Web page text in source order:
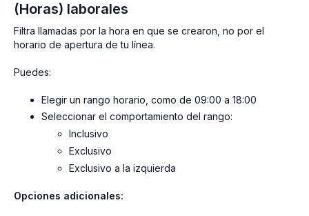
(Horas) laborales
Filtra llamadas por la hora en que se crearon, no por el
horario de apertura de tu línea.
Puedes:
Elegir un rango horario, como de 09:00 a 18:00
Seleccionar el comportamiento del rango:
Inclusivo
Exclusivo
Exclusivo a la izquierda
Opciones adicionales: